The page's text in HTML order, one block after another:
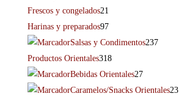
Frescos y congelados21
Harinas y preparados97
Salsas y Condimentos237
Productos Orientales318
Bebidas Orientales27
Caramelos/Snacks Orientales23